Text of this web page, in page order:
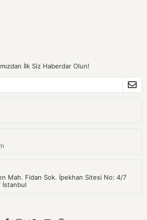
İlk Siz Haberdar Olun!
Mah. Fidan Sok. İpekhan Sitesi No: 4/7